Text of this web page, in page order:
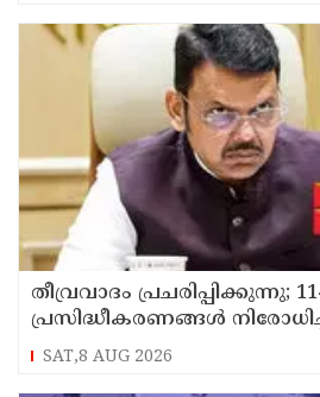
തീവ്രവാദം പ്രചരിപ്പിക്കുന്നു;
പ്രസിദ്ധീകരണങ്ങൾ
SAT,8 AUG 2026